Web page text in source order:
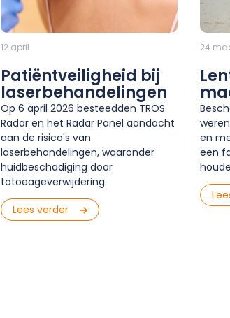
12 april
Patiëntveiligheid bij
laserbehandelingen
Op 6 april 2026 besteedden TROS
Radar en het Radar Panel aandacht
aan de risico's van
laserbehandelingen, waaronder
huidbeschadiging door
tatoeageverwijdering.
Lees verder
24
en
een